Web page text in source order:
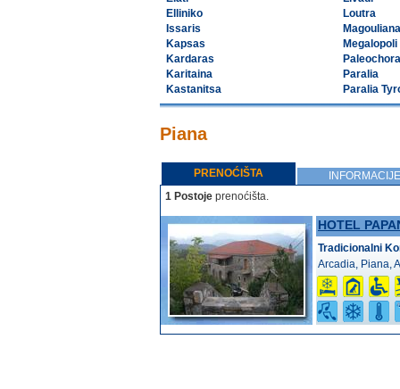
Elliniko
Issaris
Kapsas
Kardaras
Karitaina
Kastanitsa
Loutra
Magouliana
Megalopoli
Paleochora
Paralia
Paralia
Piana
PRENOĆIŠTA
INFORMACIJE
1 Postoje prenoćišta.
HOTEL
Tradicionalni
Arcadia, Piana,